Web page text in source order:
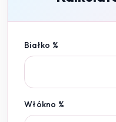
Białko %
Włókno %